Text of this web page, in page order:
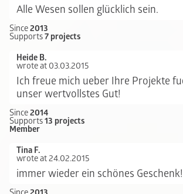
Alle Wesen sollen glücklich sein.
Since2013
Supports7 projects
Heide B.
wrote at 03.03.2015
Ich freue mich ueber Ihre Projekte
unser wertvollstes Gut!
Since2014
Supports13 projects
Member
Tina F.
wrote at 24.02.2015
immer wieder ein schönes